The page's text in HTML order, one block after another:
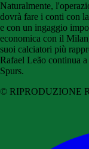
Naturalmente,
dovrà fare i conti con
e con un ingaggio
economica con il
suoi calciatori più
Rafael Leão continua
Spurs.
© RIPRODUZIONE